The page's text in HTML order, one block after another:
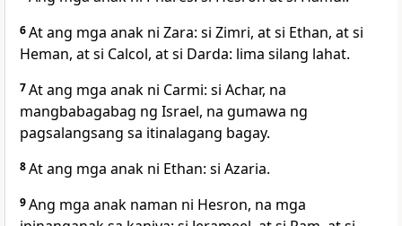
6At ang mga anak ni Zara: si Zimri, at si Ethan, at si
Heman, at si Calcol, at si Darda: lima silang lahat.
7At ang mga anak ni Carmi: si Achar, na
mangbabagabag ng Israel, na gumawa ng
pagsalangsang sa itinalagang bagay.
8At ang mga anak ni Ethan: si Azaria.
9Ang mga anak naman ni Hesron, na mga